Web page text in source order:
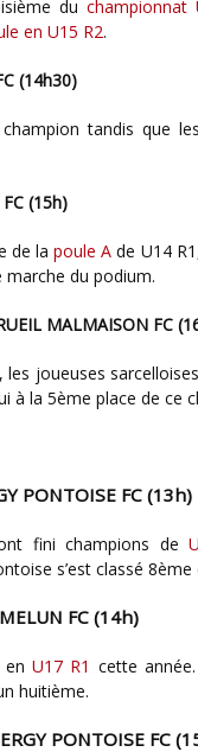
du championnat
en U15 R2.
(14h30)
tandis que
FC (15h)
de lapoule A de U14
du podium.
MALMAISON FC
, les joueuses
à la 5ème place de ce
PONTOISE FC (13h)
fini champions de
s’est classé 8ème
FC (14h)
en U17 R1 cette
huitième.
PONTOISE FC